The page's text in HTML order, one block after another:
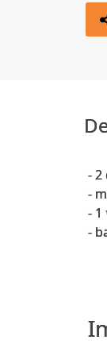
-
-
- ⁠1